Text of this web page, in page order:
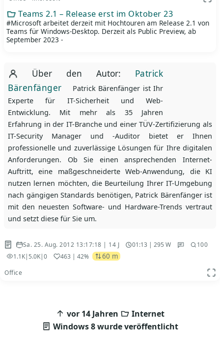
Teams 2.1 – Release erst im Oktober 23
#Microsoft arbeitet derzeit mit Hochtouren am Release 2.1 von
Teams für Windows-Desktop. Derzeit als Public Preview, ab
September 2023 -
Über den Autor: Patrick
Bärenfänger
Patrick Bärenfänger ist Ihr
Experte für IT-Sicherheit und Web-
Entwicklung. Mit mehr als 35 Jahren
Erfahrung in der IT-Branche und einer TÜV-Zertifizierung als
IT-Security Manager und -Auditor bietet er Ihnen
professionelle und zuverlässige Lösungen für Ihre digitalen
Anforderungen. Ob Sie einen ansprechenden Internet-
Auftritt, eine maßgeschneiderte Web-Anwendung, die KI
nutzen lernen möchten, die Beurteilung Ihrer IT-Umgebung
nach gängigen Standards benötigen, Patrick Bärenfänger ist
mit den neuesten Software- und Hardware-Trends vertraut
und setzt diese für Sie um.
Sa. 25. Aug. 2012 13:17:18 | 14 J 01:13 | 295 W
100
1.1K| 5.0K|0 463| 42% 60 m
Office
vor 14 Jahren
Internet
Windows 8 wurde veröffentlicht